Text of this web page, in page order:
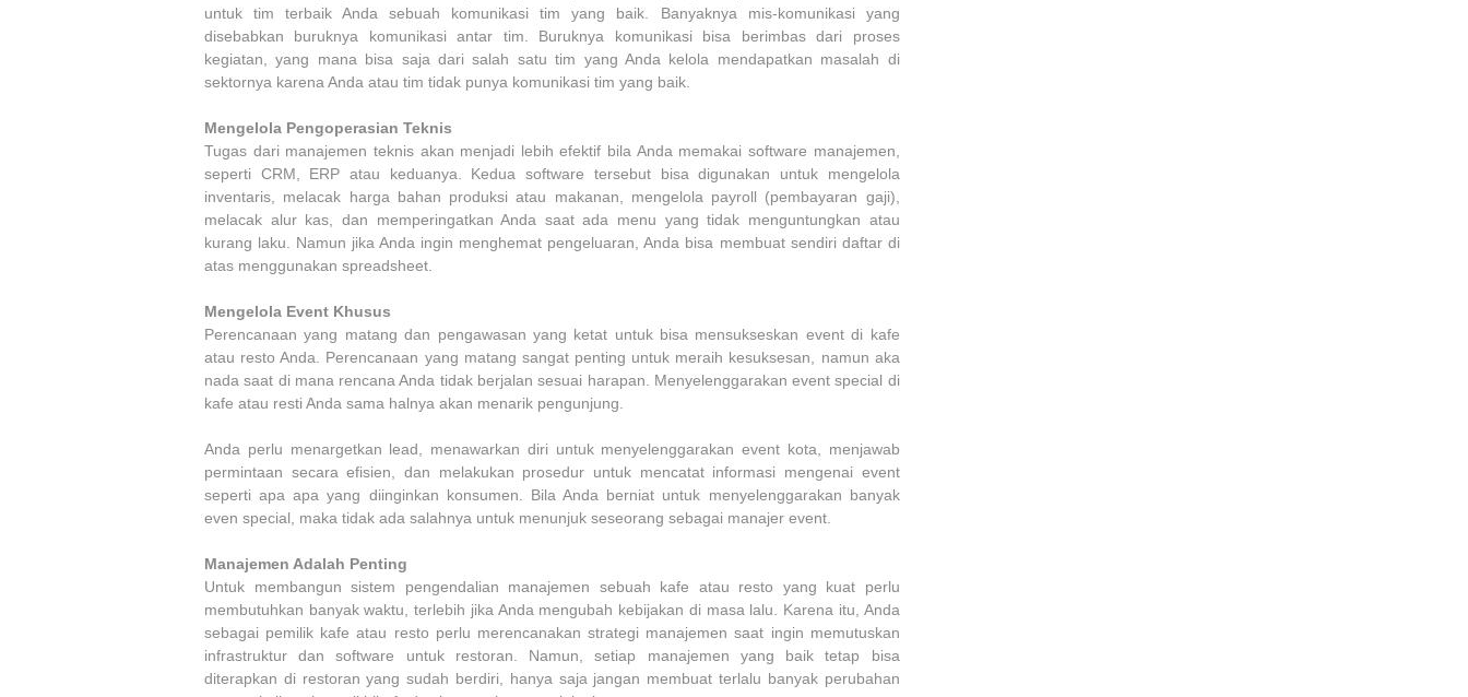
untuk tim terbaik Anda sebuah komunikasi tim yang baik. Banyaknya mis-komunikasi yang
disebabkan buruknya komunikasi antar tim. Buruknya komunikasi bisa berimbas dari proses
kegiatan, yang mana bisa saja dari salah satu tim yang Anda kelola mendapatkan masalah di
sektornya karena Anda atau tim tidak punya komunikasi tim yang baik.
Mengelola Pengoperasian Teknis
Tugas dari manajemen teknis akan menjadi lebih efektif bila Anda memakai software manajemen,
seperti CRM, ERP atau keduanya. Kedua software tersebut bisa digunakan untuk mengelola
inventaris, melacak harga bahan produksi atau makanan, mengelola payroll (pembayaran gaji),
melacak alur kas, dan memperingatkan Anda saat ada menu yang tidak menguntungkan atau
kurang laku. Namun jika Anda ingin menghemat pengeluaran, Anda bisa membuat sendiri daftar di
atas menggunakan spreadsheet.
Mengelola Event Khusus
Perencanaan yang matang dan pengawasan yang ketat untuk bisa mensukseskan event di kafe
atau resto Anda. Perencanaan yang matang sangat penting untuk meraih kesuksesan, namun aka
nada saat di mana rencana Anda tidak berjalan sesuai harapan. Menyelenggarakan event special di
kafe atau resti Anda sama halnya akan menarik pengunjung.
Anda perlu menargetkan lead, menawarkan diri untuk menyelenggarakan event kota, menjawab
permintaan secara efisien, dan melakukan prosedur untuk mencatat informasi mengenai event
seperti apa apa yang diinginkan konsumen. Bila Anda berniat untuk menyelenggarakan banyak
even special, maka tidak ada salahnya untuk menunjuk seseorang sebagai manajer event.
Manajemen Adalah Penting
Untuk membangun sistem pengendalian manajemen sebuah kafe atau resto yang kuat perlu
membutuhkan banyak waktu, terlebih jika Anda mengubah kebijakan di masa lalu. Karena itu, Anda
sebagai pemilik kafe atau resto perlu merencanakan strategi manajemen saat ingin memutuskan
infrastruktur dan software untuk restoran. Namun, setiap manajemen yang baik tetap bisa
diterapkan di restoran yang sudah berdiri, hanya saja jangan membuat terlalu banyak perubahan